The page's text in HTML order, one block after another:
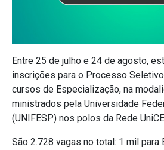
Entre 25 de julho e 24 de agosto,
inscrições para o Processo
cursos de Especialização, na
ministrados pela Universidade
(UNIFESP) nos polos da Rede
São 2.728 vagas no total: 1 mil